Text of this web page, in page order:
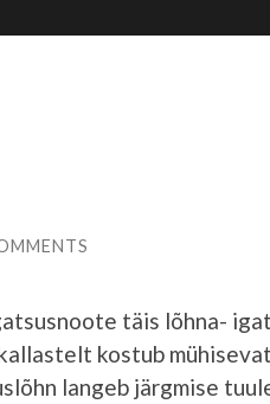
täis lõhna-
kostub
langeb järgmise